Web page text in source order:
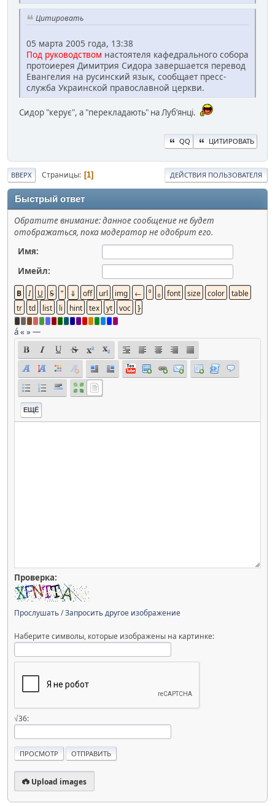
Цитировать
05 марта 2005 года, 13:38
Под руководством настоятеля кафедрального собора
протоиерея Димитрия Сидора завершается перевод
Евангелия на русинский язык, сообщает пресс-
служба Украинской православной церкви.
Сидор "керує", а "перекладають" на Лубʼянці.
QQ ЦИТИРОВАТЬ
ВВЕРХ Страницы 1 ДЕЙСТВИЯ ПОЛЬЗОВАТЕЛЯ
Быстрый ответ
Обратите внимание: данное сообщение не будет
отображаться, пока модератор не одобрит его.
Имя:
Имейл:
á« »—
ЕЩЁ
Проверка:
Прослушать/Запросить другое изображение
Наберите символы, которые изображены на картинке:
√36:
Upload images